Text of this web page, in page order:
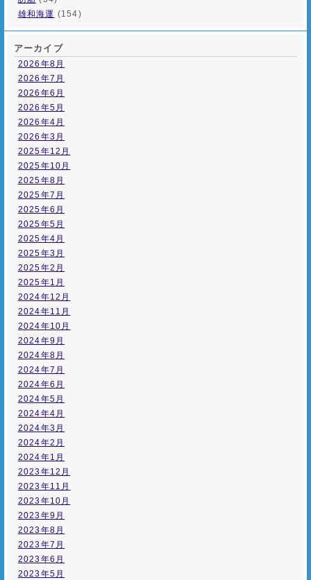
雄和海運 (154)
アーカイブ
2026年8月
2026年7月
2026年6月
2026年5月
2026年4月
2026年3月
2025年12月
2025年10月
2025年8月
2025年7月
2025年6月
2025年5月
2025年4月
2025年3月
2025年2月
2025年1月
2024年12月
2024年11月
2024年10月
2024年9月
2024年8月
2024年7月
2024年6月
2024年5月
2024年4月
2024年3月
2024年2月
2024年1月
2023年12月
2023年11月
2023年10月
2023年9月
2023年8月
2023年7月
2023年6月
2023年5月